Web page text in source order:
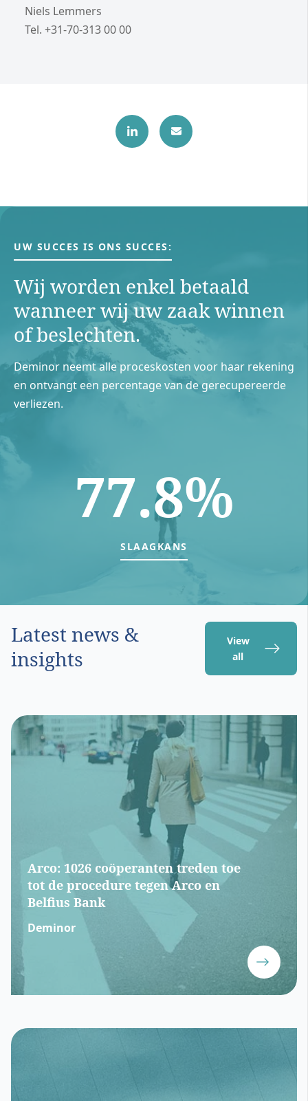
Niels Lemmers
Tel. +31-70-313 00 00
UW SUCCES IS ONS SUCCES:
Wij worden enkel betaald
wanneer wij uw zaak winnen
of beslechten.
Deminor neemt alle proceskosten voor haar rekening
en ontvangt een percentage van de gerecupereerde
verliezen.
77.8%
SLAAGKANS
Latest news &
insights
View
all
Arco: 1026 coöperanten treden toe
tot de procedure tegen Arco en
Belfius Bank
Deminor